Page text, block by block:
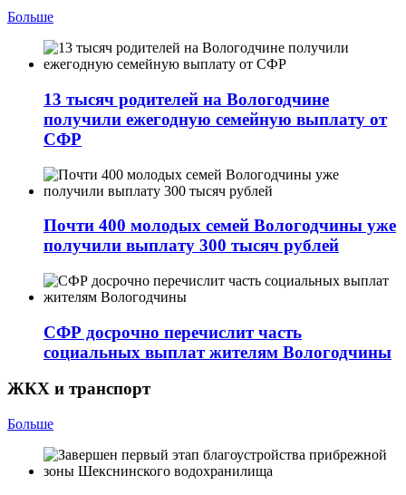
Больше
13 тысяч родителей на Вологодчине
получили ежегодную семейную выплату от
СФР
Почти 400 молодых семей Вологодчины уже
получили выплату 300 тысяч рублей
СФР досрочно перечислит часть
социальных выплат жителям Вологодчины
ЖКХ и транспорт
Больше